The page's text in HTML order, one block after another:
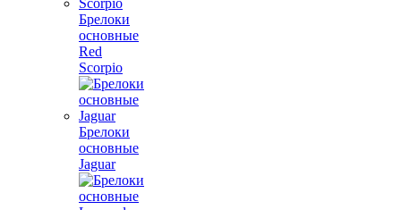
Брелоки
основные
Red
Scorpio
Брелоки
основные
Jaguar